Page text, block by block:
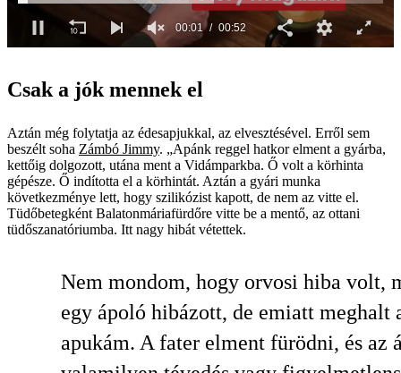
of
52
00:02 00:52
Csak a jók mennek el
Aztán még folytatja az édesapjukkal, az elvesztésével. Erről sem
beszélt soha Zámbó Jimmy. „Apánk reggel hatkor elment a gyárba,
kettőig dolgozott, utána ment a Vidámparkba. Ő volt a körhinta
gépésze. Ő indította el a körhintát. Aztán a gyári munka
következménye lett, hogy szilikózist kapott, de nem az vitte el.
Tüdőbetegként Balatonmáriafürdőre vitte be a mentő, az ottani
tüdőszanatóriumba. Itt nagy hibát vétettek.
Nem mondom, hogy orvosi hiba volt,
egy ápoló hibázott, de emiatt meghalt
apukám. A fater elment fürödni, és az